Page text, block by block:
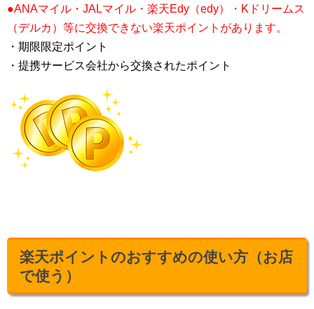
●ANAマイル・JALマイル・楽天Edy（edy）・Kドリームス
（デルカ）等に交換できない楽天ポイントがあります。
・期限限定ポイント
・提携サービス会社から交換されたポイント
楽天ポイントのおすすめの使い方（お店
で使う）